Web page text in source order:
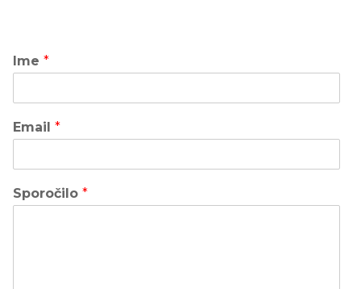
Ime *
Email *
Sporočilo *